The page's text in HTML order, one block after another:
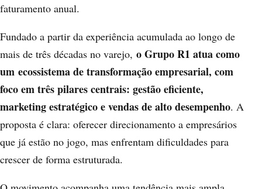
faturamento anual.
Fundado a partir da experiência acumulada ao longo de
mais de três décadas no varejo, o Grupo R1 atua como
um ecossistema de transformação empresarial, com
foco em três pilares centrais: gestão eficiente,
marketing estratégico e vendas de alto desempenho. A
proposta é clara: oferecer direcionamento a empresários
que já estão no jogo, mas enfrentam dificuldades para
crescer de forma estruturada.